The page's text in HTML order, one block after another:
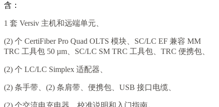
含：
1 套 Versiv 主机和远端单元、
(2) 个 CertiFiber Pro Quad OLTS 模块、SC/LC EF 兼容 MM
TRC 工具包 50 µm、SC/LC SM TRC 工具包、TRC 便携包、
(2) 个 LC/LC Simplex 适配器、
(2) 条手带、(2) 条肩带、便携包、USB 接口电缆、
(2) 个交流电充电器、校准说明和入门指南。